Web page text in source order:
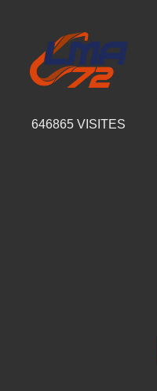
646865 VISITES